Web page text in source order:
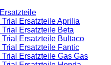
Ersatzteile Aprilia
Ersatzteile Beta
Ersatzteile Bultaco
Ersatzteile Fantic
Ersatzteile Gas Gas